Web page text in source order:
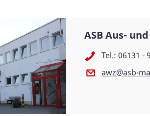
ASB Aus-
Tel.: 06131 -
awz@asb-